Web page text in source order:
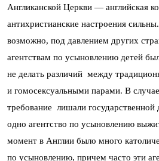
Англиканской Церкви — английская
антихристианские настроения
возможно, под давлением других
агентствам по усыновлению детей
не делать различий между
и гомосексуальными парами. В
требование лишали государственной
одно агентство по усыновлению
момент в Англии было много
по усыновлению, причем часто эти